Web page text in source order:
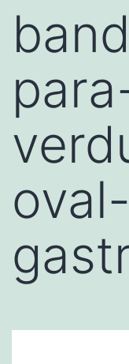
oval-